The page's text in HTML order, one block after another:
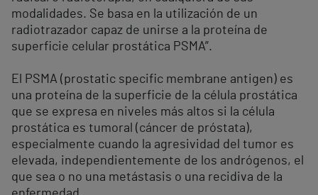
modalidades. Se basa en la utilización de un
radiotrazador capaz de unirse a la proteína de
superficie celular prostática PSMA”.
El PSMA (prostatic specific membrane antigen) es
una proteína de la superficie de la célula prostática
que se expresa en niveles más altos si la célula
prostática es tumoral (cáncer de próstata),
especialmente cuando la agresividad del tumor es
elevada, independientemente de los andrógenos, el
que sea o no una metástasis o una recidiva de la